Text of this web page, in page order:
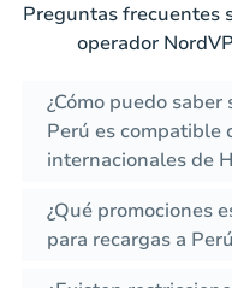
Preguntas frecuentes
operador
¿Cómo puedo
Perú es compatible
internacionales de
¿Qué promociones
para recargas a